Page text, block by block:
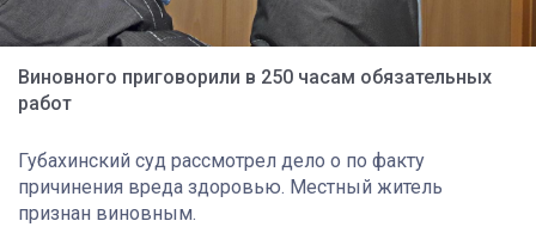
Виновного приговорили в 250 часам обязательных
работ
Губахинский суд рассмотрел дело о по факту
причинения вреда здоровью. Местный житель
признан виновным.